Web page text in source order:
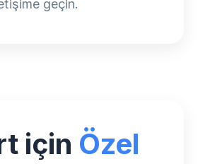
geçin.
için Özel